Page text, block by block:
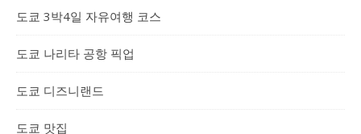
도쿄 3박4일 자유여행 코스
도쿄 나리타 공항 픽업
도쿄 디즈니랜드
도쿄 맛집